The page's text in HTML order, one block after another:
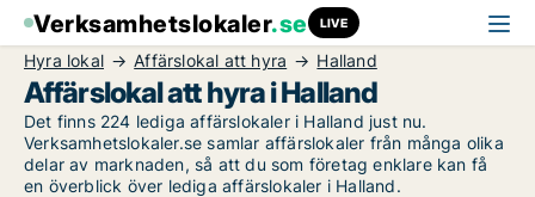
Verksamhetslokaler.se LIVE
Hyra lokal Affärslokal att hyra Halland
Affärslokal att hyra i Halland
Det finns 224 lediga affärslokaler i Halland just nu.
Verksamhetslokaler.se samlar affärslokaler från många olika
delar av marknaden, så att du som företag enklare kan få
en överblick över lediga affärslokaler i Halland.